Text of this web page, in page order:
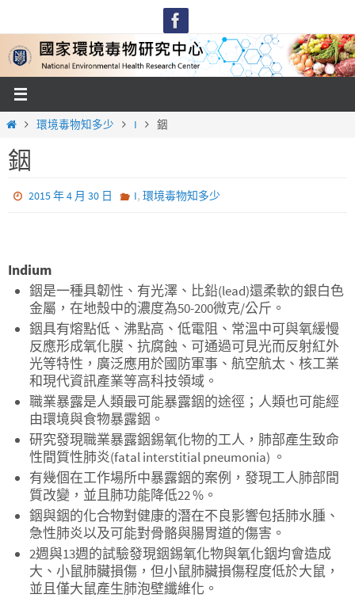
content
Home環境毒物知多少 I 銦
銦
2015 年 4 月 30 日 I, 環境毒物知多少
Indium
銦是一種具韌性、有光澤、比鉛(lead)還柔軟的銀白色
金屬，在地殼中的濃度為50-200微克/公斤。
銦具有熔點低、沸點高、低電阻、常溫中可與氧緩慢
反應形成氧化膜、抗腐蝕、可通過可見光而反射紅外
光等特性，廣泛應用於國防軍事、航空航太、核工業
和現代資訊產業等高科技領域。
職業暴露是人類最可能暴露銦的途徑；人類也可能經
由環境與食物暴露銦。
研究發現職業暴露銦錫氧化物的工人，肺部產生致命
性間質性肺炎(fatal interstitial pneumonia) 。
有幾個在工作場所中暴露銦的案例，發現工人肺部間
質改變，並且肺功能降低22 %。
銦與銦的化合物對健康的潛在不良影響包括肺水腫、
急性肺炎以及可能對骨骼與腸胃道的傷害。
2週與13週的試驗發現銦錫氧化物與氧化銦均會造成
大、小鼠肺臟損傷，但小鼠肺臟損傷程度低於大鼠，
並且僅大鼠產生肺泡壁纖維化。